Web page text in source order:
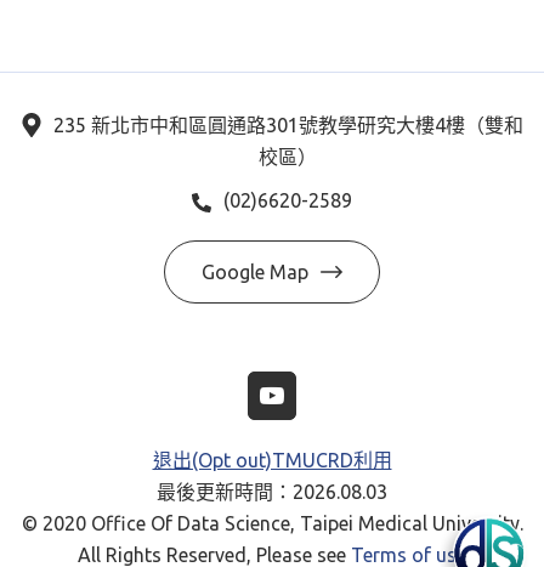
235 新北市中和區圓通路301號教學研究大樓4樓（雙和
校區）
(02)6620-2589
Google Map
退出(Opt out)TMUCRD利用
最後更新時間：2026.08.03
© 2020 Office Of Data Science, Taipei Medical University.
All Rights Reserved, Please see Terms of use